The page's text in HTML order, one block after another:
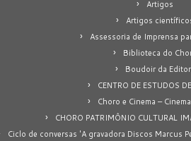
Artigos
Artigos
Assessoria de Imprensa
Biblioteca do
Boudoir da
CENTRO DE ESTUDOS
Choro e Cinema –
CHORO PATRIMÔNIO CULTURAL
Ciclo de conversas 'A gravadora Discos Marcus